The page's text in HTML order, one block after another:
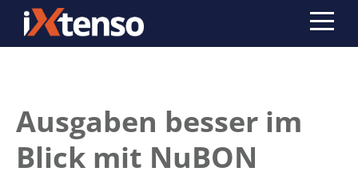
Ausgaben besser im
Blick mit NuBON